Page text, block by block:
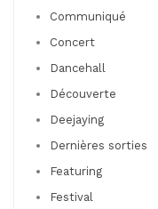
Communiqué
Concert
Dancehall
Découverte
Deejaying
Dernières sorties
Featuring
Festival